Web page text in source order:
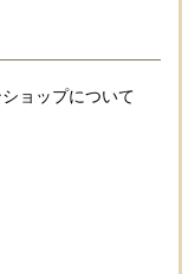
ョップについて